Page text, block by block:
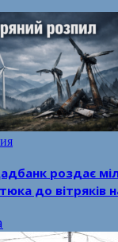
роздає
до вітряків